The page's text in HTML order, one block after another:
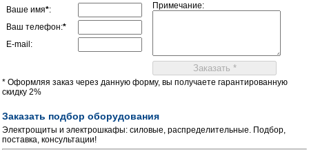
Ваше имя*:
Ваш телефон:*
E-mail:
Примечание:
* Оформляя заказ через данную форму, вы получаете гарантированную
скидку 2%
Заказать подбор оборудования
Электрощиты и электрошкафы: силовые, распределительные. Подбор,
поставка, консультации!